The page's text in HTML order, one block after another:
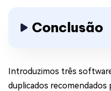
Conclusão
Introduzimos três
duplicados recomendados